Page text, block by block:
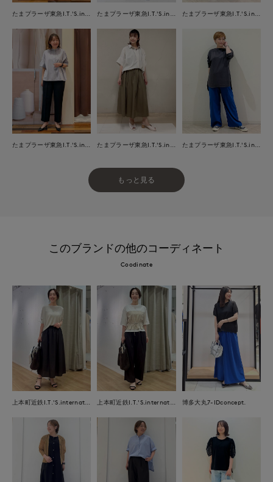
もっと見る
このブランドの他のコーディネート
Coodinate
博多大丸7-IDconcept.